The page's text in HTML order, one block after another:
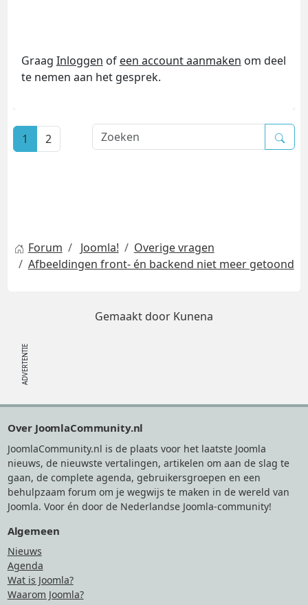
Graag Inloggen of een account aanmaken om deel
te nemen aan het gesprek.
1 2
Forum Joomla!
Overige vragen
Afbeeldingen front- én backend niet meer getoond
Gemaakt door Kunena
Over JoomlaCommunity.nl
JoomlaCommunity.nl is de plaats voor het laatste Joomla
nieuws, de nieuwste vertalingen, artikelen om aan de slag te
gaan, de complete agenda, gebruikersgroepen en een
behulpzaam forum om je wegwijs te maken in de wereld van
Joomla. Voor én door de Nederlandse Joomla-community!
Algemeen
Nieuws
Agenda
Wat is Joomla?
Waarom Joomla?